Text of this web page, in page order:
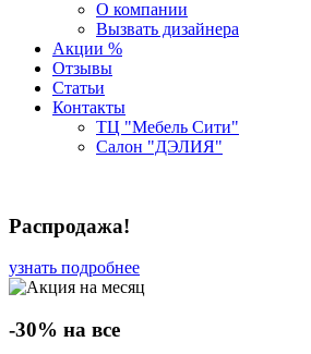
О компании
Вызвать дизайнера
Акции %
Отзывы
Статьи
Контакты
ТЦ "Мебель Сити"
Салон "ДЭЛИЯ"
Распродажа!
узнать подробнее
-30% на все